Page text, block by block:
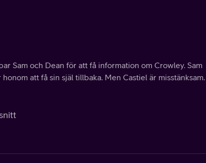
Sam och Dean för att få information om Crowley. Sam
att få sin själ tillbaka. Men Castiel är misstänksam.